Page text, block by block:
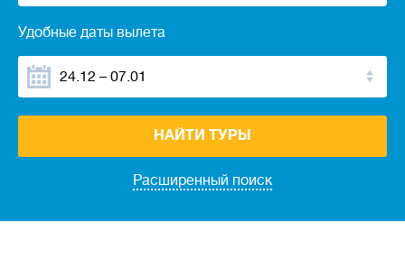
Удобные даты вылета
Расширенный поиск
НАЙТИ ТУРЫ